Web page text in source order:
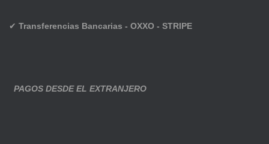
✔ Transferencias Bancarias - OXXO - STRIPE
PAGOS DESDE EL EXTRANJERO